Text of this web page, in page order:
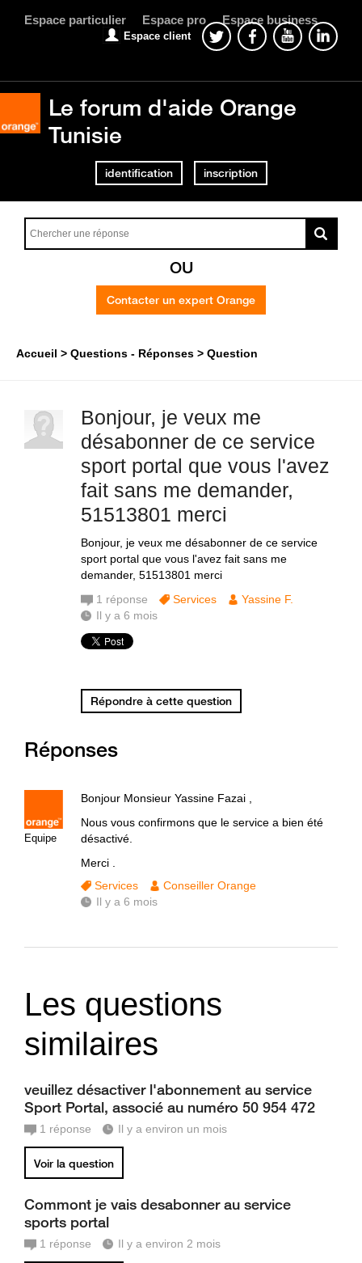
Espace particulier Espace pro Espace business
Espace client
Le forum d'aide Orange
Tunisie
identification inscription
OU
Contacter un expert Orange
Accueil Questions - Réponses Question
Bonjour, je veux me
désabonner de ce service
sport portal que vous l'avez
fait sans me demander,
51513801 merci
Bonjour, je veux me désabonner de ce service
sport portal que vous l'avez fait sans me
demander, 51513801 merci
1 réponse Services
Yassine F.
Il y a 6 mois
Répondre à cette question
Réponses
Equipe
Bonjour Monsieur Yassine Fazai ,
Nous vous confirmons que le service a bien été
désactivé.
Merci .
Services
Conseiller Orange
Il y a 6 mois
Les questions
similaires
veuillez désactiver l'abonnement au service
Sport Portal, associé au numéro 50 954 472
1 réponse Il y a environ un mois
Voir la question
Commont je vais desabonner au service
sports portal
1 réponse Il y a environ 2 mois